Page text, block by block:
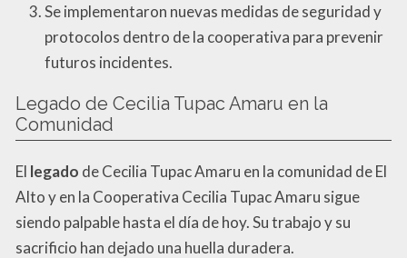
Se implementaron nuevas medidas de seguridad y
protocolos dentro de la cooperativa para prevenir
futuros incidentes.
Legado de Cecilia Tupac Amaru en la
Comunidad
El legado de Cecilia Tupac Amaru en la comunidad de El
Alto y en la Cooperativa Cecilia Tupac Amaru sigue
siendo palpable hasta el día de hoy. Su trabajo y su
sacrificio han dejado una huella duradera.